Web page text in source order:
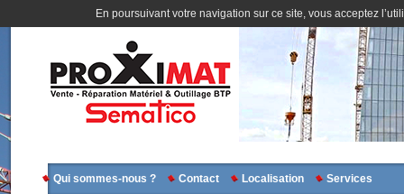
En poursuivant votre navigation sur ce site, vous acceptez
Qui sommes-nous ? Contact Localisation Services